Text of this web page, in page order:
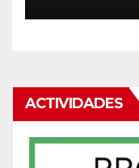
ACTIVIDADES